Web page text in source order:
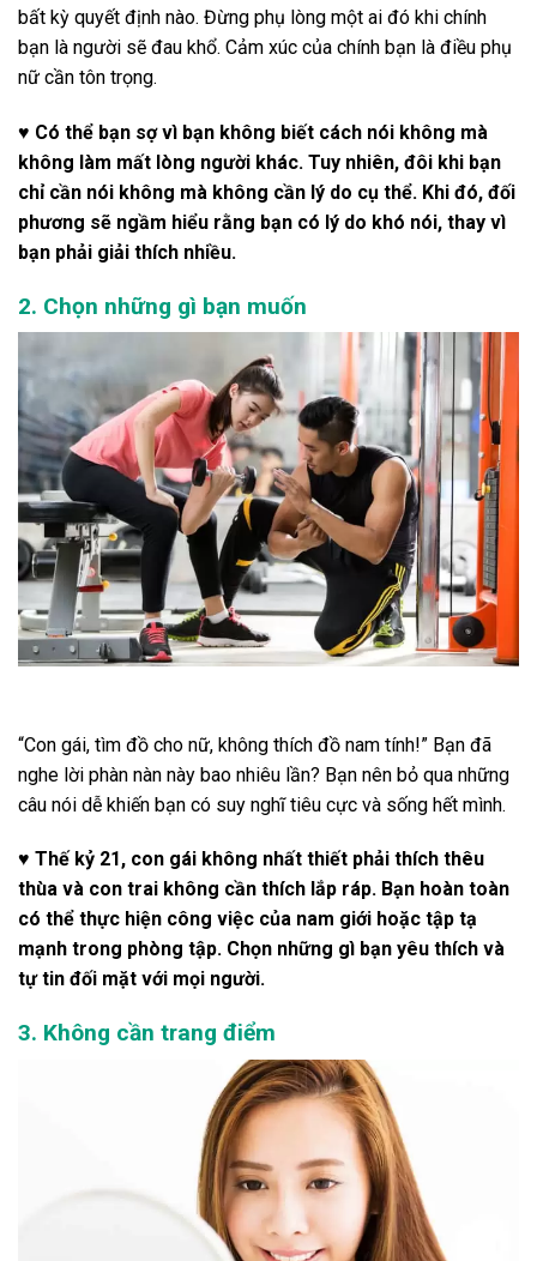
bất kỳ quyết định nào. Đừng phụ lòng một ai đó khi chính
bạn là người sẽ đau khổ. Cảm xúc của chính bạn là điều phụ
nữ cần tôn trọng.
♥ Có thể bạn sợ vì bạn không biết cách nói không mà
không làm mất lòng người khác. Tuy nhiên, đôi khi bạn
chỉ cần nói không mà không cần lý do cụ thể. Khi đó, đối
phương sẽ ngầm hiểu rằng bạn có lý do khó nói, thay vì
bạn phải giải thích nhiều.
2. Chọn những gì bạn muốn
“Con gái, tìm đồ cho nữ, không thích đồ nam tính!” Bạn đã
nghe lời phàn nàn này bao nhiêu lần? Bạn nên bỏ qua những
câu nói dễ khiến bạn có suy nghĩ tiêu cực và sống hết mình.
♥ Thế kỷ 21, con gái không nhất thiết phải thích thêu
thùa và con trai không cần thích lắp ráp. Bạn hoàn toàn
có thể thực hiện công việc của nam giới hoặc tập tạ
mạnh trong phòng tập. Chọn những gì bạn yêu thích và
tự tin đối mặt với mọi người.
3. Không cần trang điểm